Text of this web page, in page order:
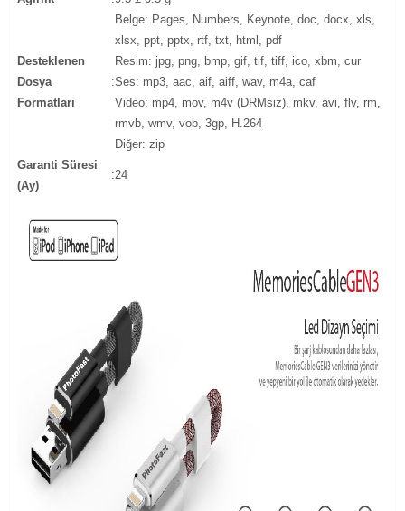
Desteklenen
Dosya
Formatları
:
Belge: Pages, Numbers, Keynote, doc, docx, xls,
xlsx, ppt, pptx, rtf, txt, html, pdf
Resim: jpg, png, bmp, gif, tif, tiff, ico, xbm, cur
Ses: mp3, aac, aif, aiff, wav, m4a, caf
Video: mp4, mov, m4v (DRMsiz), mkv, avi, flv, rm,
rmvb, wmv, vob, 3gp, H.264
Diğer: zip
Garanti Süresi
(Ay)
:24